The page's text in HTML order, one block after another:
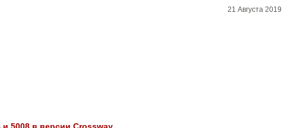
21 Августа 2019